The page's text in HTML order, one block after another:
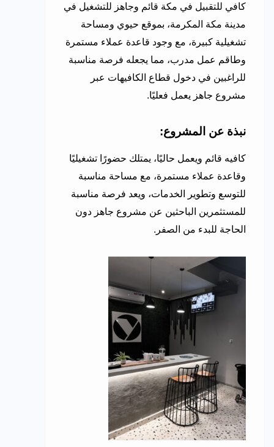
كافي للتقبيل في مكة قائم وجاهز للتشغيل في
مدينة مكة المكرمة، بموقع حيوي ومساحة
تشغيلية كبيرة، مع وجود قاعدة عملاء مستمرة
وطاقم عمل مدرب، مما يجعله فرصة مناسبة
للراغبين في دخول قطاع الكافيهات عبر
مشروع جاهز يعمل فعليًا.
نبذة عن المشروع:
كافيه قائم ويعمل حاليًا، يمتلك حضورًا تشغيليًا
وقاعدة عملاء مستمرة، مع مساحة مناسبة
للتوسع وتطوير الخدمات، ويعد فرصة مناسبة
للمستثمرين الباحثين عن مشروع جاهز دون
الحاجة للبدء من الصفر.